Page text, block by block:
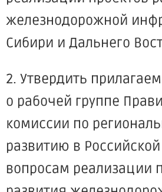
железнодорожной
Сибири и Дальнего
2. Утвердить
о рабочей группе
комиссии по
развитию в
вопросам реализации